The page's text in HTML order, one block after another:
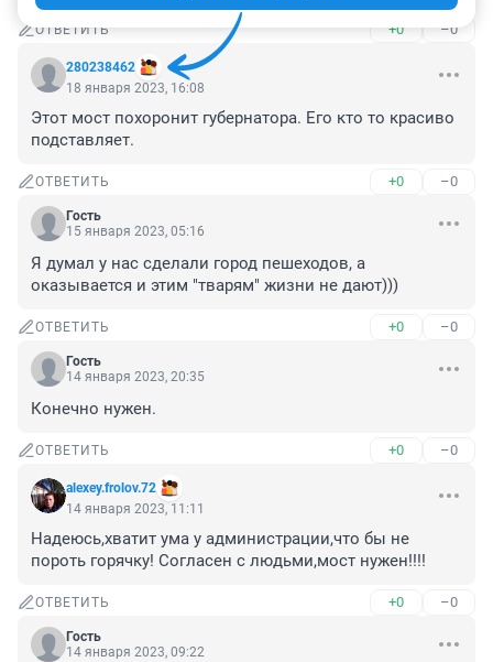
ОТВЕТИТЬ +0 –0
280238462
18 января 2023, 16:08
Этот мост похоронит губернатора. Его кто то красиво
подставляет.
ОТВЕТИТЬ +0 –0
Гость
15 января 2023, 05:16
Я думал у нас сделали город пешеходов, а
оказывается и этим "тварям" жизни не дают)))
ОТВЕТИТЬ +0 –0
Гость
14 января 2023, 20:35
Конечно нужен.
ОТВЕТИТЬ +0 –0
alexey.frolov.72
14 января 2023, 11:11
Надеюсь,хватит ума у администрации,что бы не
пороть горячку! Согласен с людьми,мост нужен!!!!
ОТВЕТИТЬ +0 –0
Гость
14 января 2023, 09:22